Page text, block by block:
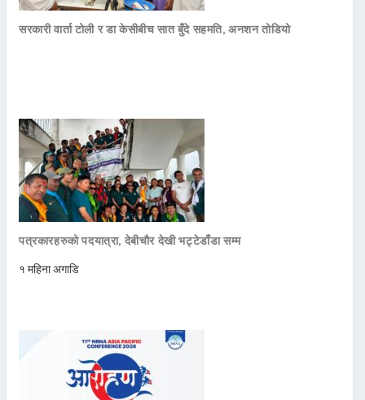
सरकारी वार्ता टोली र डा केसीबीच सात बुँदे सहमति, अनशन तोडियो
पत्रकारहरुको पदयात्रा, देबीचौर देखी भट्टेडाँडा सम्म
१ महिना अगाडि